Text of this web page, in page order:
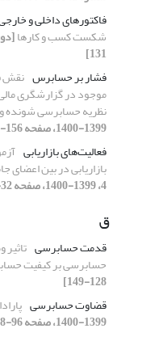
فاکتورهای داخلی و
شکست کسب و کارها
131]
فشار بر حسابرس نقش
موجود در گزارشگری
نظریه حسابرسی شونده
1399-1400، صفحه 156-185]
فعالیت‌های بازاریابی
بازاریابی در بین اعضای
4، 1399-1400، صفحه 32-49]
ق
قدمت حسابرسی
حسابرسی بر کیفیت
128-149]
قضاوت حسابرسی
1399-1400، صفحه 96-118]